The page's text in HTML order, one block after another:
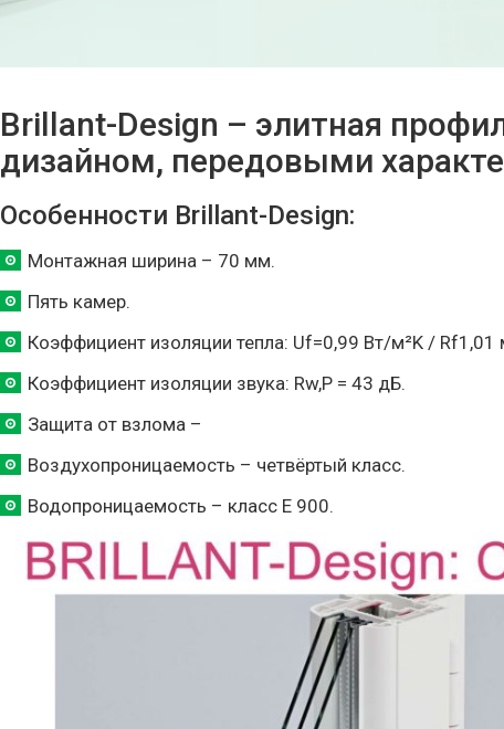
Brillant-Design – элитная
дизайном, передовыми
Особенности Brillant-Design:
Монтажная ширина – 70 мм.
Пять камер.
Коэффициент изоляции тепла: Uf=0,99 Вт/м²K / Rf1,01
Коэффициент изоляции звука: Rw,P = 43 дБ.
Защита от взлома –
Воздухопроницаемость – четвёртый класс.
Водопроницаемость – класс Е 900.